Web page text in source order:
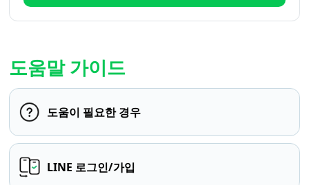
도움말 가이드
도움이 필요한 경우
LINE 로그인/가입